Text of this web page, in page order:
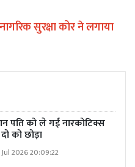
सुरक्षा कोर ने लगाया
पति को ले गई नारकोटिक्स
को छोड़ा
2026 20:09:22